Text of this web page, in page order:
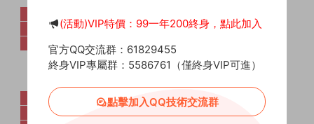
(活動)VIP特價：99一年200終身，點此加入
官方QQ交流群：61829455
終身VIP專屬群：5586761（僅終身VIP可進）
點擊加入QQ技術交流群